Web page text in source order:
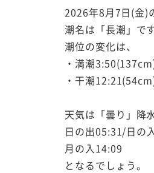
2026年8月7日(金)
潮名は「長潮」です
潮位の変化は、
・満潮
・干潮
天気は「曇り」降
日の出05:31/日の
月の入14:09
となるでしょう。